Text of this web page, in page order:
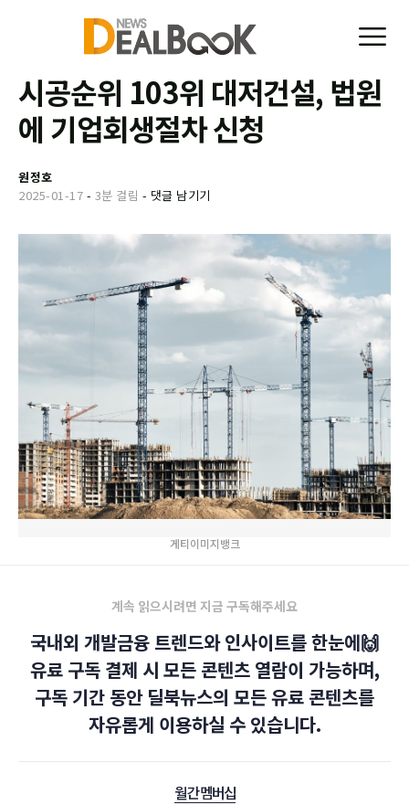
시공순위 103위 대저건설, 법원
에 기업회생절차 신청
원정호
2025-01-17 - 3분 걸림 - 댓글 남기기
게티이미지뱅크
계속 읽으시려면 지금 구독해주세요
국내외 개발금융 트렌드와 인사이트를 한눈에🙌
유료 구독 결제 시 모든 콘텐츠 열람이 가능하며,
구독 기간 동안 딜북뉴스의 모든 유료 콘텐츠를
자유롭게 이용하실 수 있습니다.
월간 멤버십